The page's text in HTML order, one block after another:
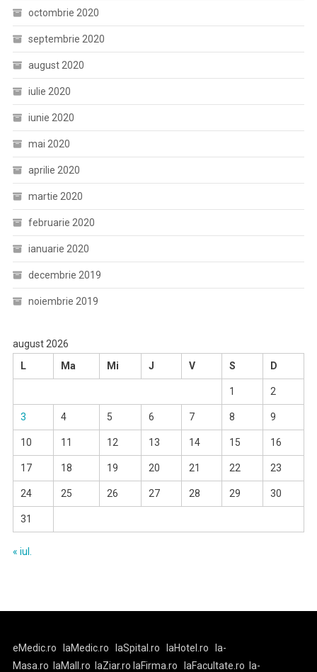
octombrie 2020
septembrie 2020
august 2020
iulie 2020
iunie 2020
mai 2020
aprilie 2020
martie 2020
februarie 2020
ianuarie 2020
decembrie 2019
noiembrie 2019
august 2026
L
Ma Mi J V S D
1 2
3 4 5 6 7 8 9
10 11 12 13 14 15 16
17 18 19 20 21 22 23
24 25 26 27 28 29 30
31
« iul.
eMedic.ro laMedic.ro laSpital.ro laHotel.ro
la-
Masa.ro
laMall.ro laZiar.ro laFirma.ro laFacultate.ro
la-